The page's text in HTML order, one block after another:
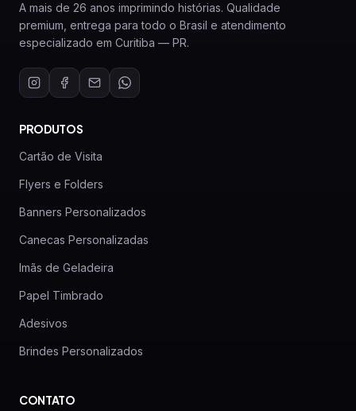
A mais de 26 anos imprimindo histórias. Qualidade
premium, entrega para todo o Brasil e atendimento
especializado em Curitiba — PR.
PRODUTOS
Cartão de Visita
Flyers e Folders
Banners Personalizados
Canecas Personalizadas
Imãs de Geladeira
Papel Timbrado
Adesivos
Brindes Personalizados
CONTATO